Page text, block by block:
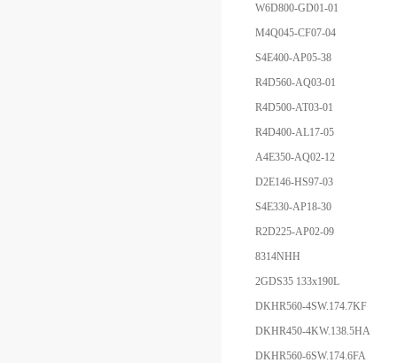
W6D800-GD01-01
M4Q045-CF07-04
S4E400-AP05-38
R4D560-AQ03-01
R4D500-AT03-01
R4D400-AL17-05
A4E350-AQ02-12
D2E146-HS97-03
S4E330-AP18-30
R2D225-AP02-09
8314NHH
2GDS35 133x190L
DKHR560-4SW.174.7KF
DKHR450-4KW.138.5HA
DKHR560-6SW.174.6FA